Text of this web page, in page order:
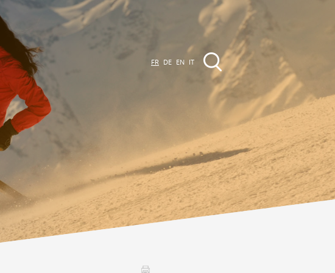
EVÈNEMENTS &
ACTIVITÉS
Activités dans la région
Promenades
Agenda des Manifestations
FR DE EN IT